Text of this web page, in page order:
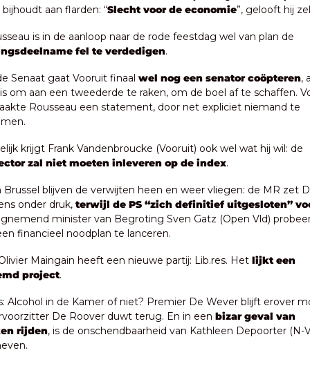
bijhoudt aan flarden: “Slecht voor de economie”, gelooft hij
fel te verdedigen.
Senaat gaat Vooruit finaal wel nog een senator coöpteren,
om aan een tweederde te raken, om de boel af te schaffen.
Rousseau een statement, door net expliciet niemand te
zal niet moeten inleveren op de index.
blijven de verwijten heen en weer vliegen: de MR zet
onder druk, terwijl de PS “zich definitief uitgesloten”
minister van Begroting Sven Gatz (Open Vld)
financieel noodplan te lanceren.
Maingain heeft een nieuwe partij: Lib.res. Het lijkt een
project.
Alcohol in de Kamer of niet? Premier De Wever blijft erover
De Roover duwt terug. En in een bizar geval van
rijden, is de onschendbaarheid van Kathleen Depoorter (N-